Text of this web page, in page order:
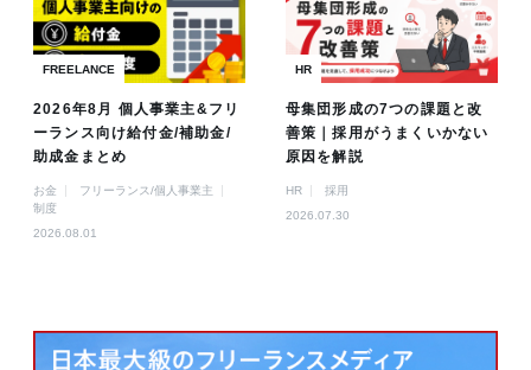
FREELANCE
2026年8月 個人事業主&フリ
ーランス向け給付金/補助金/
助成金まとめ
お金
フリーランス/個人事業主
制度
2026.08.01
HR
母集団形成の7つの課題と改
善策｜採用がうまくいかない
原因を解説
HR
採用
2026.07.30